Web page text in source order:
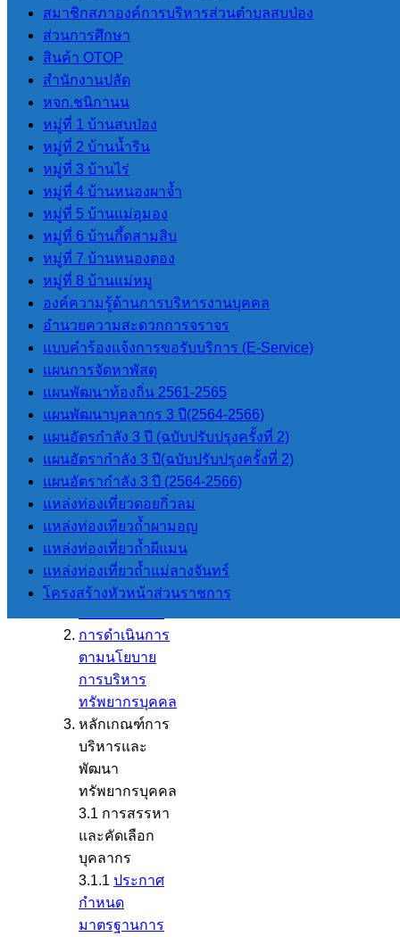
สมาชิกสภาองค์การบริหารส่วนตําบลสบป่อง
ส่วนการศึกษา
สินค้า OTOP
สํานักงานปลัด
หจก.ชนิกานน
หมู่ที่ 1 บ้านสบป่อง
หมู่ที่ 2 บ้านน้ำริน
หมู่ที่ 3 บ้านไร่
หมู่ที่ 4 บ้านหนองผาจ้ำ
หมู่ที่ 5 บ้านแม่อุมอง
หมู่ที่ 6 บ้านกึ้ดสามสิบ
หมู่ที่ 7 บ้านหนองตอง
หมู่ที่ 8 บ้านแม่หมู
องค์ความรู้ด้านการบริหารงานบุคคล
อำนวยความสะดวกการจราจร
แบบคำร้องแจ้งการขอรับบริการ (E-Service)
แผนการจัดหาพัสดุ
แผนพัฒนาท้องถิ่น 2561-2565
แผนพัฒนาบุคลากร 3 ปี(2564-2566)
แผนอัตรกำลัง 3 ปี (ฉบับปรับปรุงครั้งที่ 2)
แผนอัตรากำลัง 3 ปี(ฉบับปรับปรุงครั้งที่ 2)
แผนอัตรากําลัง 3 ปี (2564-2566)
แหล่งท่องเที่ยวดอยกิ่วลม
แหล่งท่องเทียวถ้ำผามอญ
แหล่งท่องเที่ยวถ้ำผีแมน
แหล่งท่องเที่ยวถ้ำแม่ลางจันทร์
โครงสร้างหัวหน้าส่วนราชการ
การจัดซื้อจัดจ้างหรือ
การจัดหาพัสดุ
แผนการจัดซื้อ
จัดจ้างหรือ
แผนการจัดหา
พัสดุ
ประกาศต่างๆ
เกี่ยวกับการจัด
ซื้อจัดจ้างหรือ
การจัดหาพัสดุ
สรุปผลการจัด
ซื้อจัดจ้างหรือ
การจัดหาพัสดุ
รายเดือน
สรุปผลการจัด
ซื้อจัดจ้างหรือ
การจัดหาพัสดุ
ประจำปี
9.4 การบริหารและพัฒนา
ทรัพยากรบุคคล
การบริหารและพัฒนา
ทรัพยากรบุคคล
นโยบายการ
บริหาร
ทรัพยากรบุคคล
การดำเนินการ
ตามนโยบาย
การบริหาร
ทรัพยากรบุคคล
หลักเกณฑ์การ
บริหารและ
พัฒนา
ทรัพยากรบุคคล
3.1 การสรรหา
และคัดเลือก
บุคลากร
3.1.1 ประกาศ
กำหนด
มาตรฐานการ